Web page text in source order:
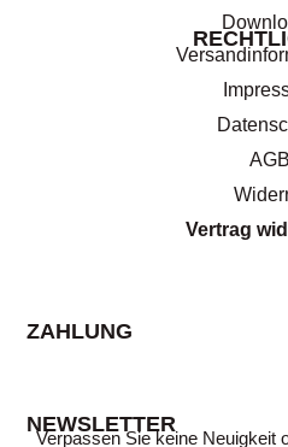
AGB
Vertrag
ZAHLUNG
NEWSLETTER
Verpassen Sie keine Neuigkeit